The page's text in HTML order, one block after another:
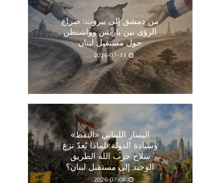
من دمشق إلى بيروت: صراع
الرؤى بين باريس وواشنطن
حول مستقبل لبنان
2026-07-13
اليسار اللبناني «اليقظ»
وسيادة الدولة: لماذا يُعدّ نزع
سلاح حزب الله الطريق
الوحيد إلى مستقبل لبنان؟
2026-07-04